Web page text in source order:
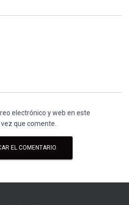
electrónico y web en este
que comente.